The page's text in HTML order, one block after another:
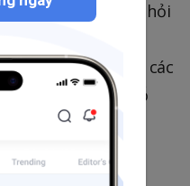
các ứng dụng đòi hỏi
bạn có nền tảng
hơn về cách viết các
ứng dụng hỗ
hữu của sản